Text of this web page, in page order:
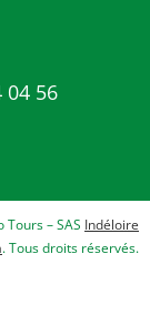
04 56
– SAS Indéloire
. Tous droits réservés.